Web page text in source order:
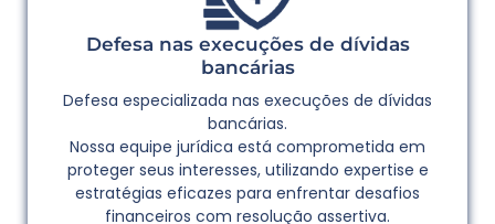
Defesa nas execuções de dívidas
bancárias
Defesa especializada nas execuções de dívidas
bancárias.
Nossa equipe jurídica está comprometida em
proteger seus interesses, utilizando expertise e
estratégias eficazes para enfrentar desafios
financeiros com resolução assertiva.